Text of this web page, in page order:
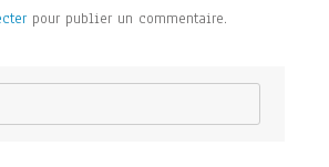
pour publier un commentaire.